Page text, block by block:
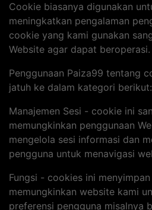
Cookie biasanya digunakan
meningkatkan pengalaman
cookie yang kami gunakan
Website agar dapat beroperasi.
Penggunaan Paiza99 tentang
jatuh ke dalam kategori berikut:
Manajemen Sesi - cookie ini
memungkinkan penggunaan
mengelola sesi informasi dan
pengguna untuk menavigasi
Fungsi - cookies ini
memungkinkan website kami
preferensi pengguna misalnya